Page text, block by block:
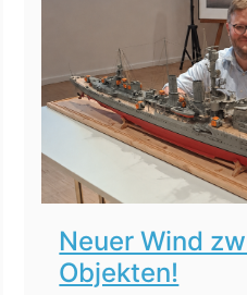
Neuer Wind
Objekten!